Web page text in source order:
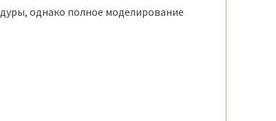
однако полное моделирование